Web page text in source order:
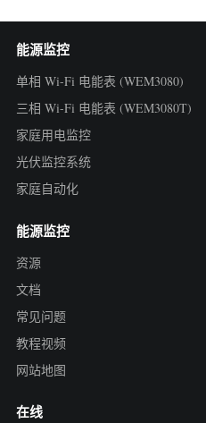
能源监控
单相 Wi-Fi 电能表 (WEM3080)
三相 Wi-Fi 电能表 (WEM3080T)
家庭用电监控
光伏监控系统
家庭自动化
能源监控
资源
文档
常见问题
教程视频
网站地图
在线